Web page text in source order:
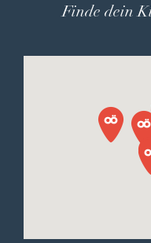
Finde dein